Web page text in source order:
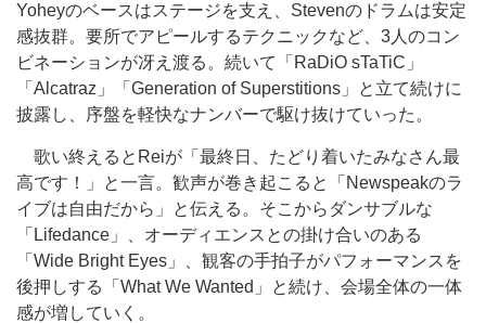
Yoheyのベースはステージを支え、Stevenのドラムは安定
感抜群。要所でアピールするテクニックなど、3人のコン
ビネーションが冴え渡る。続いて「RaDiO sTaTiC」
「Alcatraz」「Generation of Superstitions」と立て続けに
披露し、序盤を軽快なナンバーで駆け抜けていった。
歌い終えるとReiが「最終日、たどり着いたみなさん最
高です！」と一言。歓声が巻き起こると「Newspeakのラ
イブは自由だから」と伝える。そこからダンサブルな
「Lifedance」、オーディエンスとの掛け合いのある
「Wide Bright Eyes」、観客の手拍子がパフォーマンスを
後押しする「What We Wanted」と続け、会場全体の一体
感が増していく。